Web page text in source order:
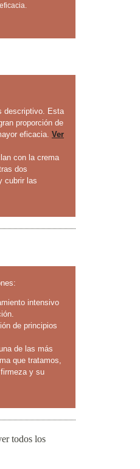
descriptivo. Esta
proporción de
eficacia. Ver
con la crema
dos
cubrir las
intensivo
de principios
de las más
que tratamos,
y su
todos los